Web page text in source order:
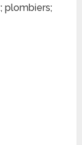
plombiers;